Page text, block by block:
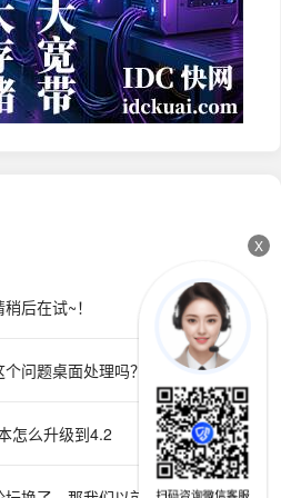
X
后在试~！
问题桌面处理吗？
怎么升级到4.2